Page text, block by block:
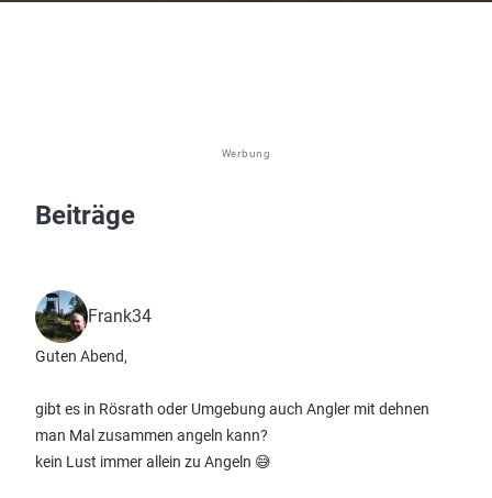
Werbung
Beiträge
Frank34
Guten Abend,
gibt es in Rösrath oder Umgebung auch Angler mit dehnen
man Mal zusammen angeln kann?
kein Lust immer allein zu Angeln 😅